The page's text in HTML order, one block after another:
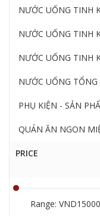
NƯỚC UỐNG TINH
NƯỚC UỐNG TINH
NƯỚC UỐNG TINH
NƯỚC UỐNG TỔNG
PHỤ KIỆN - SẢN
QUÁN ĂN NGON
PRICE
Range: